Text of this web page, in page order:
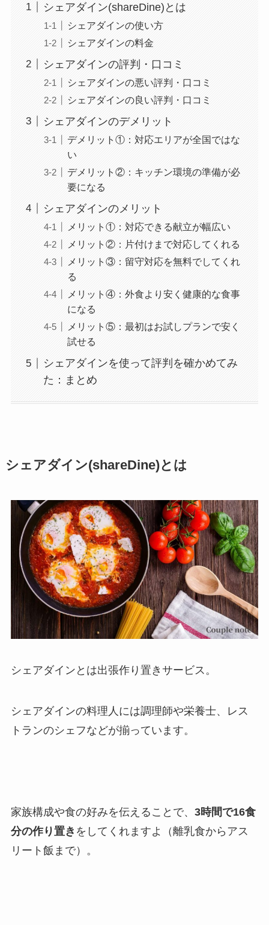
シェアダイン(shareDine)とは
シェアダインの使い方
シェアダインの料金
シェアダインの評判・口コミ
シェアダインの悪い評判・口コミ
シェアダインの良い評判・口コミ
シェアダインのデメリット
デメリット①：対応エリアが全国ではな
い
デメリット②：キッチン環境の準備が必
要になる
シェアダインのメリット
メリット①：対応できる献立が幅広い
メリット②：片付けまで対応してくれる
メリット③：留守対応を無料でしてくれ
る
メリット④：外食より安く健康的な食事
になる
メリット⑤：最初はお試しプランで安く
試せる
シェアダインを使って評判を確かめてみ
た：まとめ
シェアダイン(shareDine)とは
シェアダインとは出張作り置きサービス。
シェアダインの料理人には調理師や栄養士、レス
トランのシェフなどが揃っています。
家族構成や食の好みを伝えることで、 3時間で16食
分の作り置き をしてくれますよ（離乳食からアス
リート飯まで）。